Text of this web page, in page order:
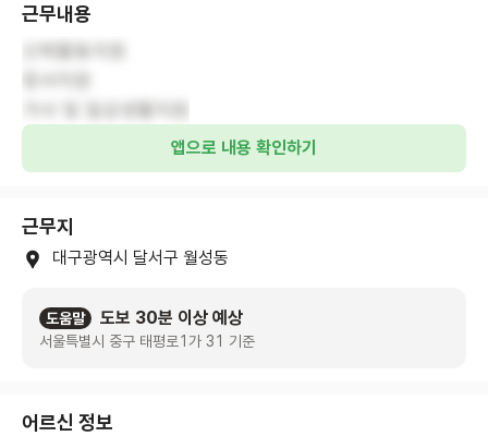
근무내용
앱으로 내용 확인하기
근무지
대구광역시 달서구 월성동
도움말 도보 30분 이상 예상
서울특별시 중구 태평로1가 31 기준
어르신 정보